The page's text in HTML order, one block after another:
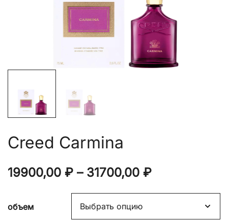
Creed Carmina
19900,00 ₽ – 31700,00 ₽Диапазон
цен:
19900,00 ₽
объем